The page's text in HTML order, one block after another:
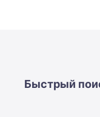
Быстрый